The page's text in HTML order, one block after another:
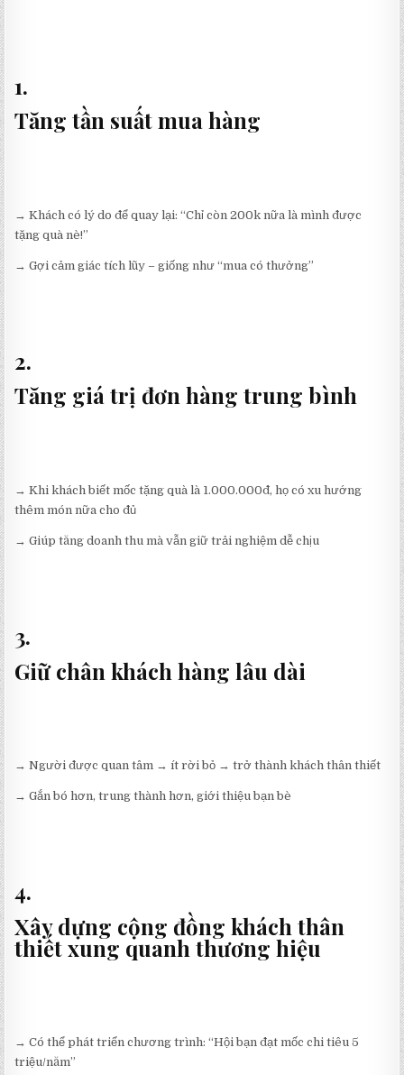
1.
Tăng tần suất mua hàng
→ Khách có lý do để quay lại: “Chỉ còn 200k nữa là mình được
tặng quà nè!”
→ Gợi cảm giác tích lũy – giống như “mua có thưởng”
2.
Tăng giá trị đơn hàng trung bình
→ Khi khách biết mốc tặng quà là 1.000.000đ, họ có xu hướng
thêm món nữa cho đủ
→ Giúp tăng doanh thu mà vẫn giữ trải nghiệm dễ chịu
3.
Giữ chân khách hàng lâu dài
→ Người được quan tâm → ít rời bỏ → trở thành khách thân thiết
→ Gắn bó hơn, trung thành hơn, giới thiệu bạn bè
4.
Xây dựng cộng đồng khách thân
thiết xung quanh thương hiệu
→ Có thể phát triển chương trình: “Hội bạn đạt mốc chi tiêu 5
triệu/năm”